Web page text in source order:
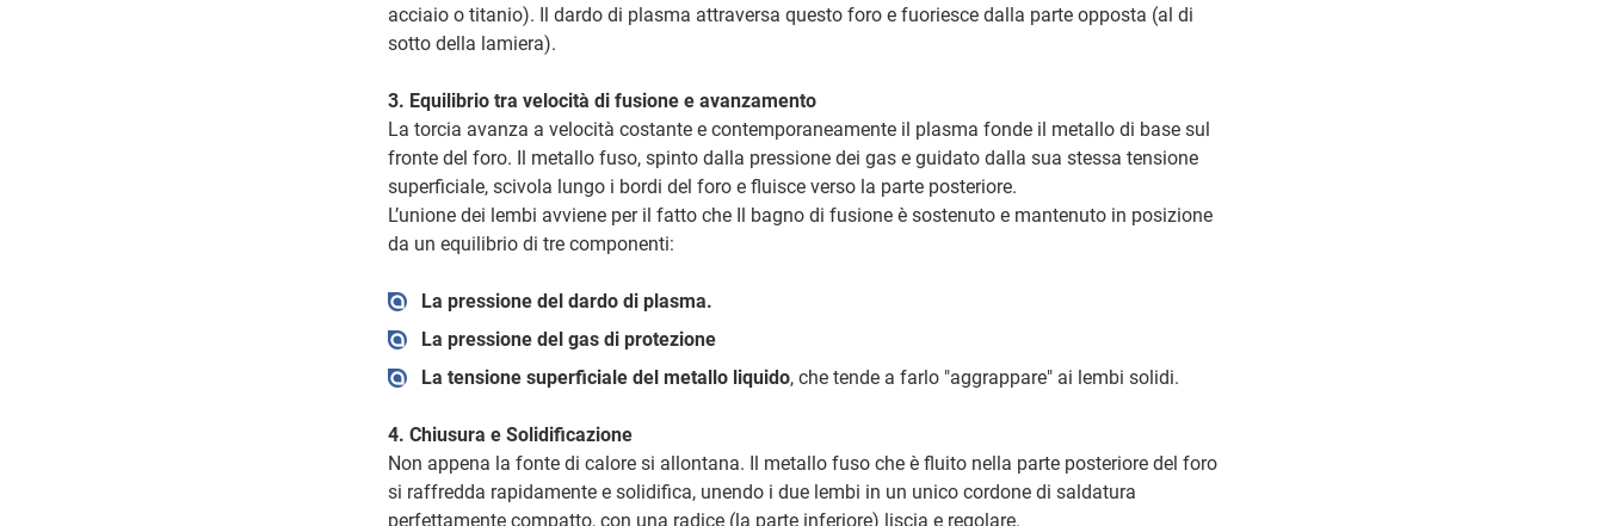
acciaio o titanio). Il dardo di plasma attraversa questo foro e fuoriesce dalla parte opposta (al di
sotto della lamiera).
3. Equilibrio tra velocità di fusione e avanzamento
La torcia avanza a velocità costante e contemporaneamente il plasma fonde il metallo di base sul
fronte del foro. Il metallo fuso, spinto dalla pressione dei gas e guidato dalla sua stessa tensione
superficiale, scivola lungo i bordi del foro e fluisce verso la parte posteriore.
L’unione dei lembi avviene per il fatto che Il bagno di fusione è sostenuto e mantenuto in posizione
da un equilibrio di tre componenti:
La pressione del dardo di plasma.
La pressione del gas di protezione
La tensione superficiale del metallo liquido, che tende a farlo "aggrappare" ai lembi solidi.
4. Chiusura e Solidificazione
Non appena la fonte di calore si allontana. Il metallo fuso che è fluito nella parte posteriore del foro
si raffredda rapidamente e solidifica, unendo i due lembi in un unico cordone di saldatura
perfettamente compatto, con una radice (la parte inferiore) liscia e regolare.